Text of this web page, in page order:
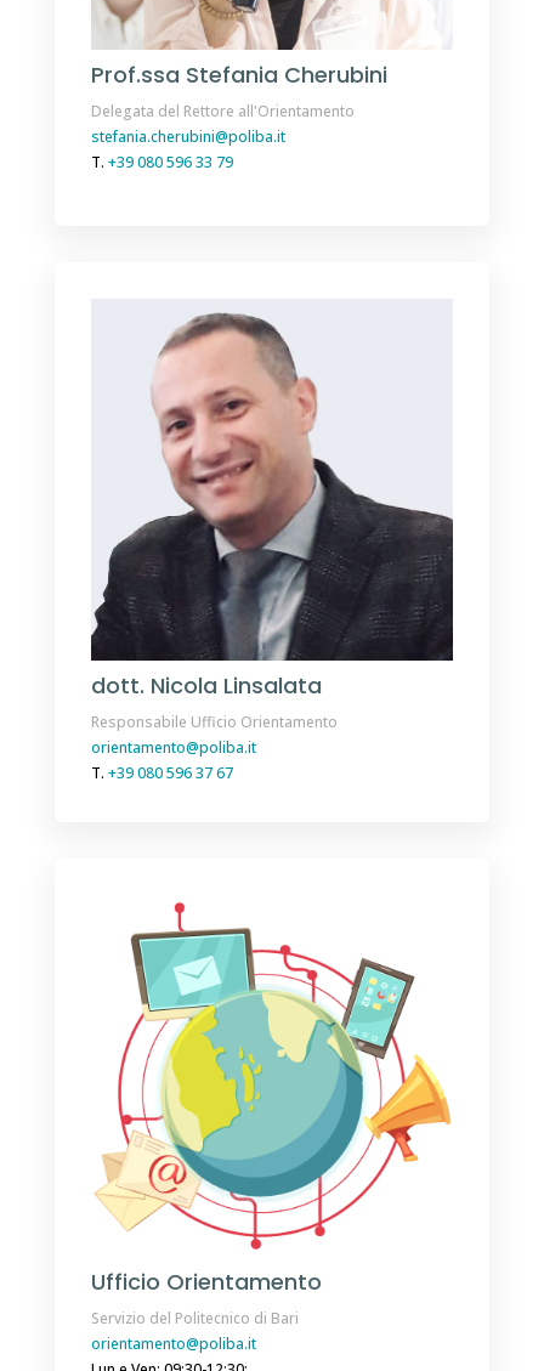
Prof.ssa Stefania Cherubini
Delegata del Rettore all'Orientamento
stefania.cherubini@poliba.it
T. +39 080 596 33 79
dott. Nicola Linsalata
Responsabile Ufficio Orientamento
orientamento@poliba.it
T. +39 080 596 37 67
Ufficio Orientamento
Servizio del Politecnico di Bari
orientamento@poliba.it